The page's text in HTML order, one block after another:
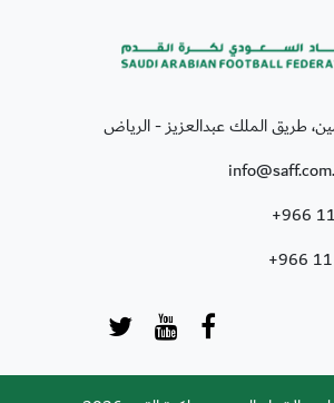
طريق الملك عبدالعزيز - الرياض
+966
+966